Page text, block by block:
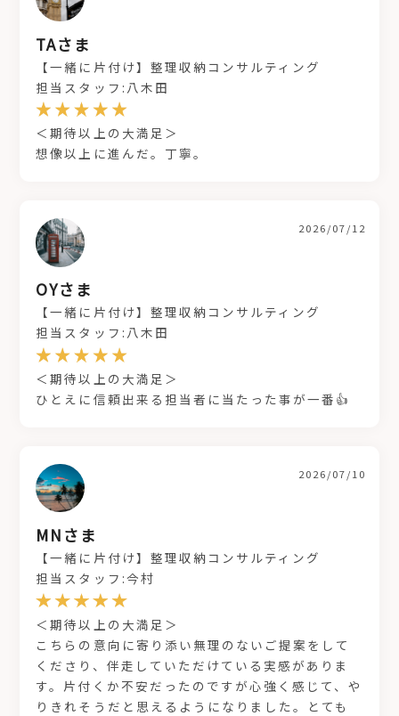
TAさま
【一緒に片付け】整理収納コンサルティング
担当スタッフ:八木田
＜期待以上の大満足＞
想像以上に進んだ。丁寧。
OYさま
2026/07/12
【一緒に片付け】整理収納コンサルティング
担当スタッフ:八木田
＜期待以上の大満足＞
ひとえに信頼出来る担当者に当たった事が一番👍
MNさま
2026/07/10
【一緒に片付け】整理収納コンサルティング
担当スタッフ:今村
＜期待以上の大満足＞
こちらの意向に寄り添い無理のないご提案をして
くださり、伴走していただけている実感がありま
す。片付くか不安だったのですが心強く感じて、や
りきれそうだと思えるようになりました。とても